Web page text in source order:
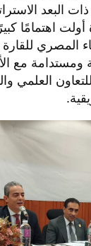
ذات البعد
اهتمامًا
المصري
ومستدامة مع
العلمي